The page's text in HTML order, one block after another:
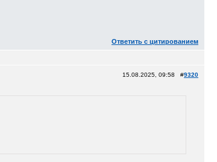
Ответить с цитированием
15.08.2025, 09:58 #9320